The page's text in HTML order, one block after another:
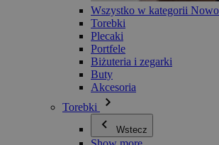
Wszystko w kategorii
Torebki
Plecaki
Portfele
Biżuteria i zegarki
Buty
Akcesoria
Torebki
Wstecz